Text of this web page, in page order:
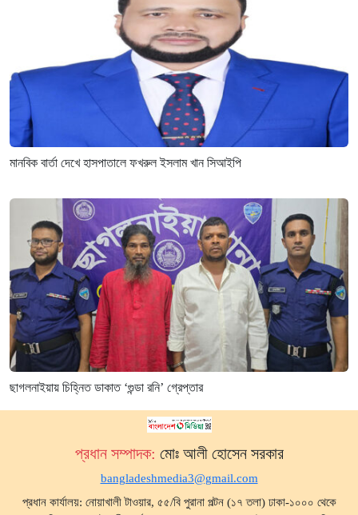
মানবিক বার্তা দেখে হাসপাতালে ফখরুল ইসলাম খান সিআইপি
ছাগলনাইয়ায় চিহ্নিত ডাকাত ‘গুন্ডা রনি’ গ্রেপ্তার
প্রধান সম্পাদক: মোঃ আলী হোসেন সরকার
bangladeshmedia3@gmail.com
প্রধান কার্যালয়: নোয়াখালী টাওয়ার, ৫৫/বি পুরানা পল্টন (১৭ তলা) ঢাকা-১০০০ থেকে